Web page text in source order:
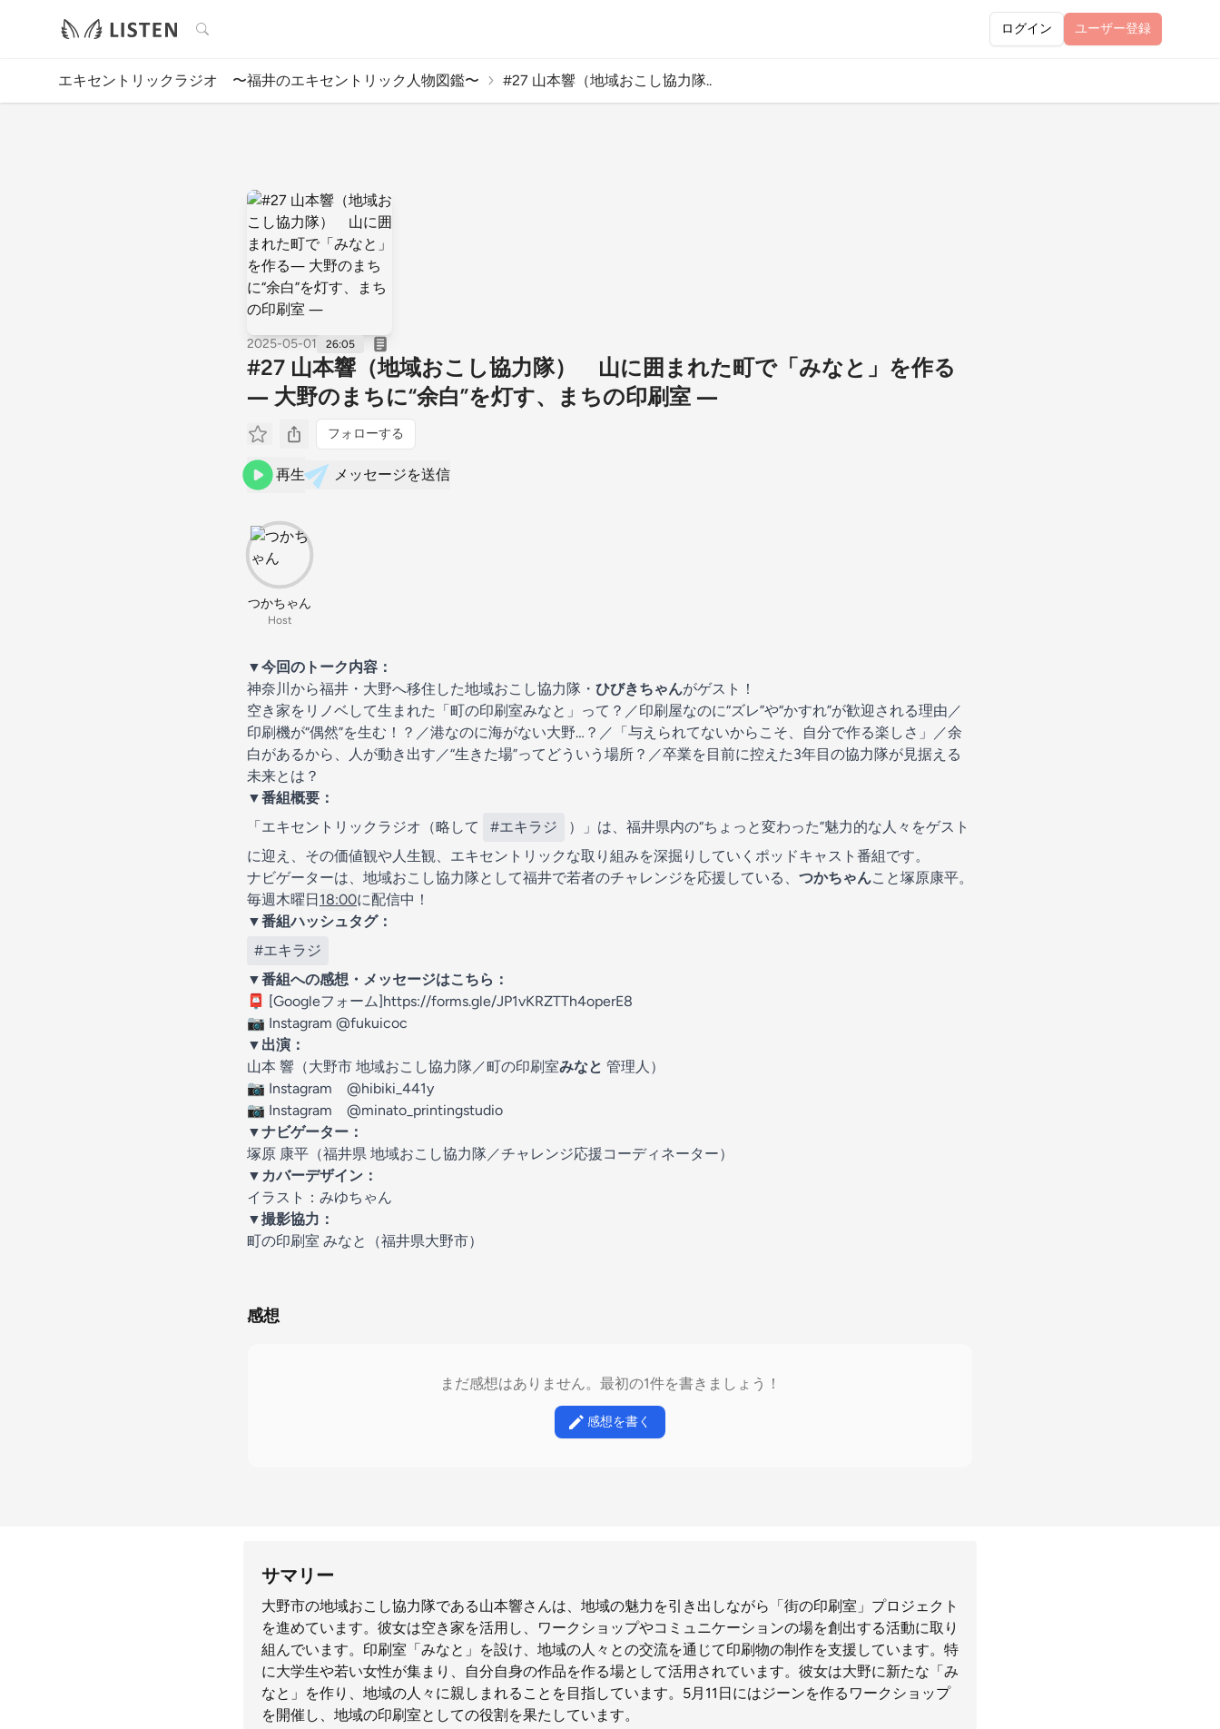
検索 ログイン ユーザー登録
エキセントリックラジオ 〜福井のエキセントリック人物図鑑〜 #27 山本響（地域おこし協力隊..
2025-05-01 26:05
#27 山本響（地域おこし協力隊） 山に囲まれた町で「みなと」を作る
― 大野のまちに“余白”を灯す、まちの印刷室 ―
フォローする
再生 メッセージを送信
つかちゃん
Host
▼今回のトーク内容：
神奈川から福井・大野へ移住した地域おこし協力隊・ ひびきちゃんがゲスト！
空き家をリノベして生まれた「町の印刷室みなと」って？／印刷屋なのに“ズレ”や“かすれ”が歓迎される理由／
印刷機が“偶然”を生む！？／港なのに海がない大野…？／「与えられてないからこそ、自分で作る楽しさ」／余
白があるから、人が動き出す／“生きた場”ってどういう場所？／卒業を目前に控えた3年目の協力隊が見据える
未来とは？
▼番組概要：
「エキセントリックラジオ（略して
#エキラジ
）」は、福井県内の“ちょっと変わった”魅力的な人々をゲスト
に迎え、その価値観や人生観、エキセントリックな取り組みを深掘りしていくポッドキャスト番組です。
ナビゲーターは、地域おこし協力隊として福井で若者のチャレンジを応援している、 つかちゃんこと塚原康平。
毎週木曜日18:00に配信中！
▼番組ハッシュタグ：
#エキラジ
▼番組への感想・メッセージはこちら：
📮 [Googleフォーム]https://forms.gle/JP1vKRZTTh4operE8
📷 Instagram @fukuicoc
▼ 出演：
山本 響（大野市 地域おこし協力隊／町の印刷室みなと 管理人）
📷 Instagram @hibiki_441y
📷 Instagram @minato_printingstudio
▼ナビゲーター：
塚原 康平（福井県 地域おこし協力隊／チャレンジ応援コーディネーター）
▼ カバーデザイン：
イラスト：みゆちゃん
▼撮影協力：
町の印刷室 みなと（福井県大野市）
感想
まだ感想はありません。最初の1件を書きましょう！
感想を書く
サマリー
大野市の地域おこし協力隊である山本響さんは、地域の魅力を引き出しながら「街の印刷室」プロジェクト
を進めています。彼女は空き家を活用し、ワークショップやコミュニケーションの場を創出する活動に取り
組んでいます。印刷室「みなと」を設け、地域の人々との交流を通じて印刷物の制作を支援しています。特
に大学生や若い女性が集まり、自分自身の作品を作る場として活用されています。彼女は大野に新たな「み
なと」を作り、地域の人々に親しまれることを目指しています。5月11日にはジーンを作るワークショップ
を開催し、地域の印刷室としての役割を果たしています。